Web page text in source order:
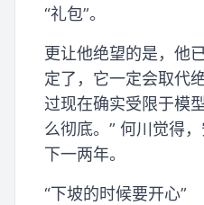
“礼包”。
更让他绝望的是，他
定了，它一定会取代
过现在确实受限于模
么彻底。” 何川觉得
下一两年。
“下坡的时候要开心”